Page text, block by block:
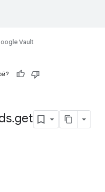
Vault
.get